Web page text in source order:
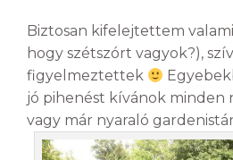
Biztosan kifelejtettem
hogy szétszórt vagyok?),
figyelmeztettek
jó pihenést kívánok minden
vagy már nyaraló